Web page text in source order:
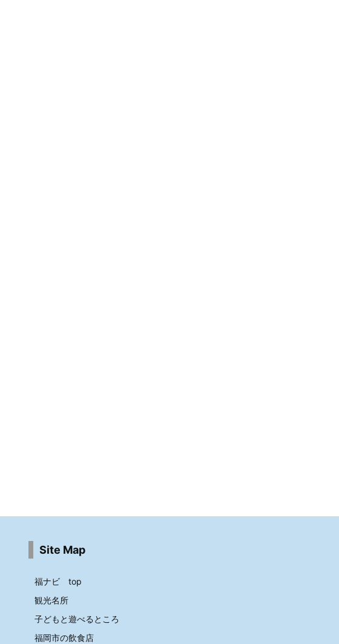
Site Map
福ナビ top
観光名所
子どもと遊べるところ
福岡市の飲食店